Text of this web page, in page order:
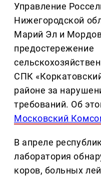
Управление
Нижегородской
Марий Эл и
предостережение
СПК
районе за
требований. Об
Московский
В апреле
лаборатория
коров, больных